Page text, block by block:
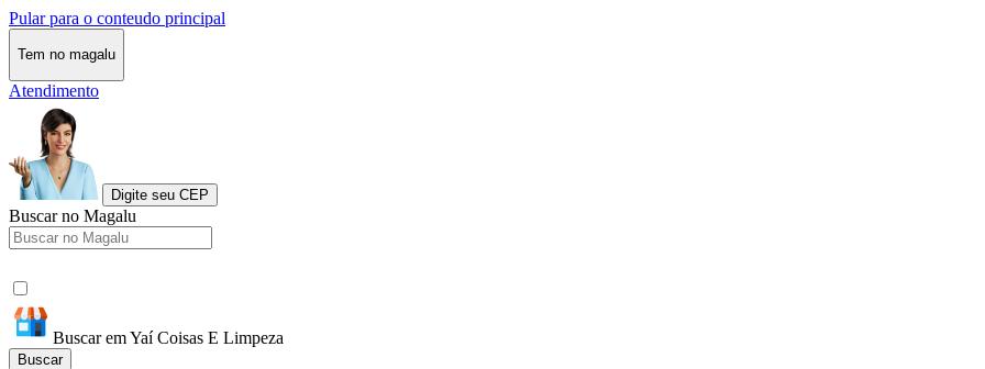
Pular para o conteudo principal
Tem no magalu
Atendimento
Digite seu CEP
Buscar no Magalu
Buscar em Yaí Coisas E Limpeza
Buscar